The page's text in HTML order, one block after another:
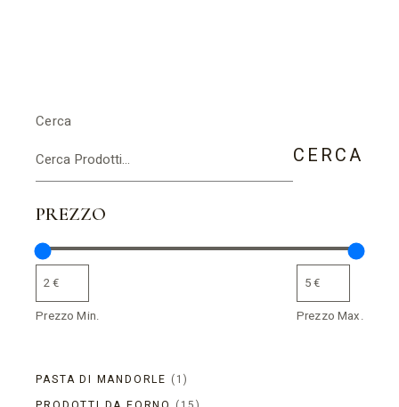
Cerca
CERCA
PREZZO
Prezzo Min. Prezzo Max.
PASTA DI MANDORLE 11
PRODOTTO
15